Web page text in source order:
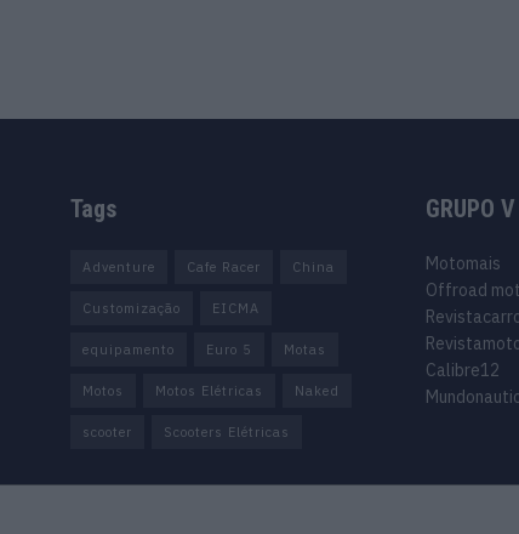
Tags
Adventure Cafe Racer China
Customização EICMA
equipamento Euro 5 Motas
Motos Motos Elétricas Naked
scooter Scooters Elétricas
GRUPO V
Motomais
Offroad
Calibre12